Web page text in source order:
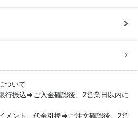
ついて
行振込⇒ご入金確認後、2営業日以内に
メント、代金引換⇒ご注文確認後、2営